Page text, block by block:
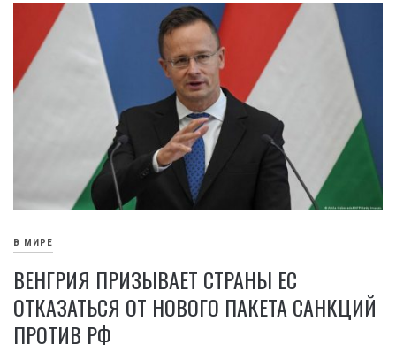
В МИРЕ
ВЕНГРИЯ ПРИЗЫВАЕТ СТРАНЫ ЕС
ОТКАЗАТЬСЯ ОТ НОВОГО ПАКЕТА САНКЦИЙ
ПРОТИВ РФ